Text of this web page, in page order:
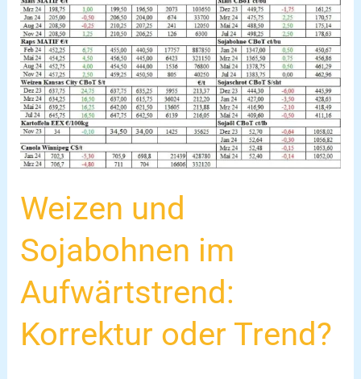
Weizen und
Sojabohnen im
Aufwärtstrend:
Korrektur oder Trend?
Korrektur
oder
Trend?